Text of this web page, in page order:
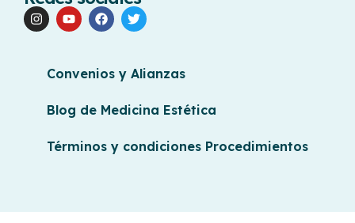
Convenios y Alianzas
Blog de Medicina Estética
Términos y condiciones Procedimientos